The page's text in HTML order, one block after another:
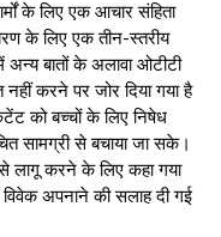
के लिए एक आचार संहिता
के लिए एक तीन-स्तरीय
बातों के अलावा ओटीटी
नहीं करने पर जोर दिया गया है
को बच्चों के लिए निषेध
सामग्री से बचाया जा सके।
लागू करने के लिए कहा गया
अपनाने की सलाह दी गई